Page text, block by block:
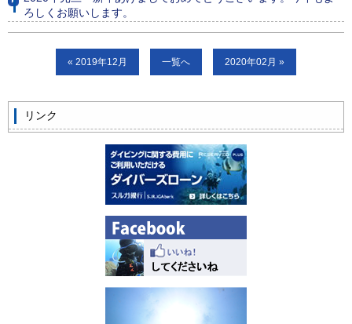
ろしくお願いします。
« 2019年12月 一覧へ 2020年02月 »
リンク